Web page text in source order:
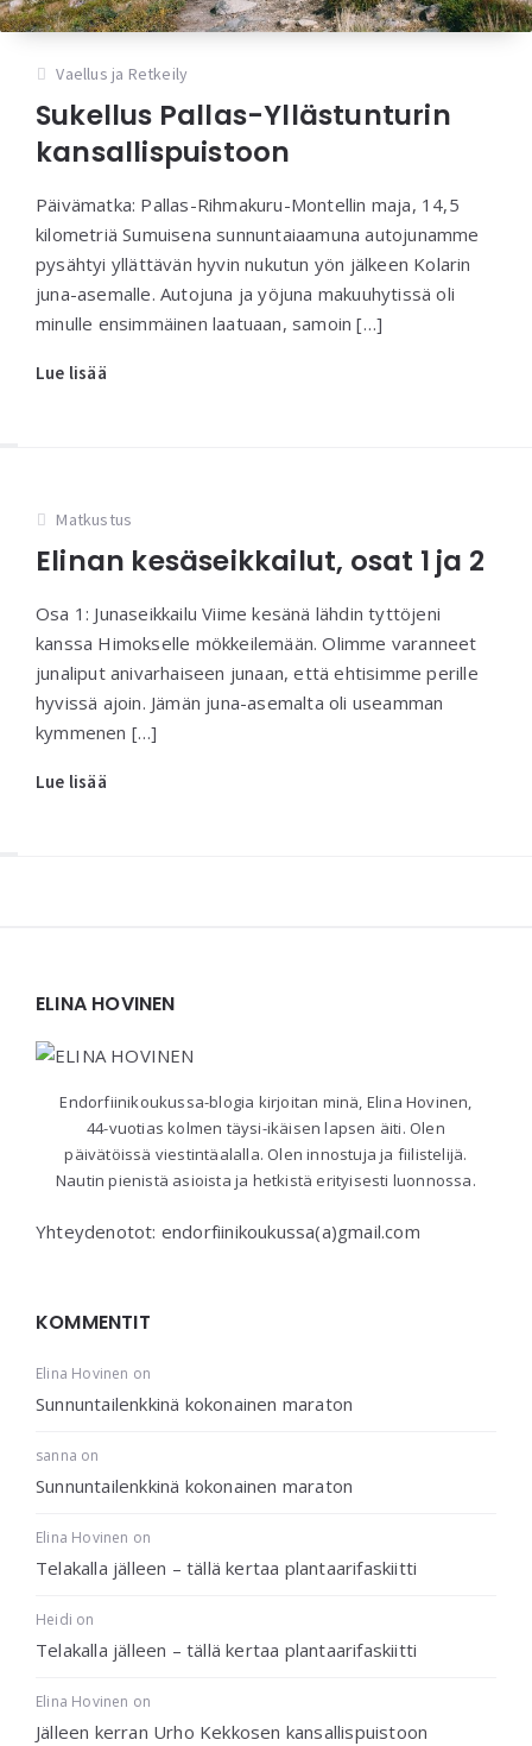
Vaellus ja Retkeily
Sukellus Pallas-Yllästunturin
kansallispuistoon
Päivämatka: Pallas-Rihmakuru-Montellin maja, 14,5
kilometriä Sumuisena sunnuntaiaamuna autojunamme
pysähtyi yllättävän hyvin nukutun yön jälkeen Kolarin
juna-asemalle. Autojuna ja yöjuna makuuhytissä oli
minulle ensimmäinen laatuaan, samoin […]
Lue lisää
Matkustus
Elinan kesäseikkailut, osat 1 ja 2
Osa 1: Junaseikkailu Viime kesänä lähdin tyttöjeni
kanssa Himokselle mökkeilemään. Olimme varanneet
junaliput anivarhaiseen junaan, että ehtisimme perille
hyvissä ajoin. Jämän juna-asemalta oli useamman
kymmenen […]
Lue lisää
ELINA HOVINEN
Endorfiinikoukussa-blogia kirjoitan minä, Elina Hovinen,
44-vuotias kolmen täysi-ikäisen lapsen äiti. Olen
päivätöissä viestintäalalla. Olen innostuja ja fiilistelijä.
Nautin pienistä asioista ja hetkistä erityisesti luonnossa.
Yhteydenotot: endorfiinikoukussa(a)gmail.com
KOMMENTIT
Elina Hovinen on
Sunnuntailenkkinä kokonainen maraton
sanna on
Sunnuntailenkkinä kokonainen maraton
Elina Hovinen on
Telakalla jälleen – tällä kertaa plantaarifaskiitti
Heidi on
Telakalla jälleen – tällä kertaa plantaarifaskiitti
Elina Hovinen on
Jälleen kerran Urho Kekkosen kansallispuistoon